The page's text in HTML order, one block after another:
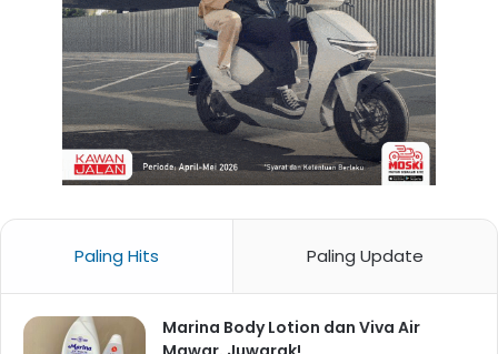
Paling Hits Paling Update
Marina Body Lotion dan Viva Air